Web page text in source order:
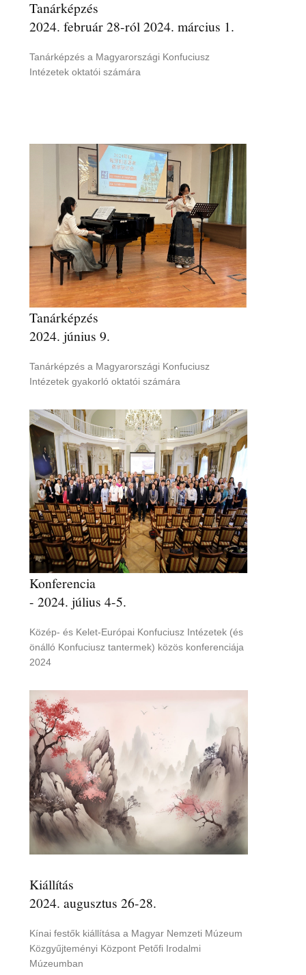
Tanárképzés
2024. február 28-ról 2024. március 1.
Tanárképzés a Magyarországi Konfuciusz
Intézetek oktatói számára
Tanárképzés
2024. június 9.
Tanárképzés a Magyarországi Konfuciusz
Intézetek gyakorló oktatói számára
Konferencia
- 2024. július 4-5.
Közép- és Kelet-Európai Konfuciusz Intézetek (és
önálló Konfuciusz tantermek) közös konferenciája
2024
Kiállítás
2024. augusztus 26-28.
Kínai festők kiállítása a Magyar Nemzeti Múzeum
Közgyűjteményi Központ Petőfi Irodalmi
Múzeumban